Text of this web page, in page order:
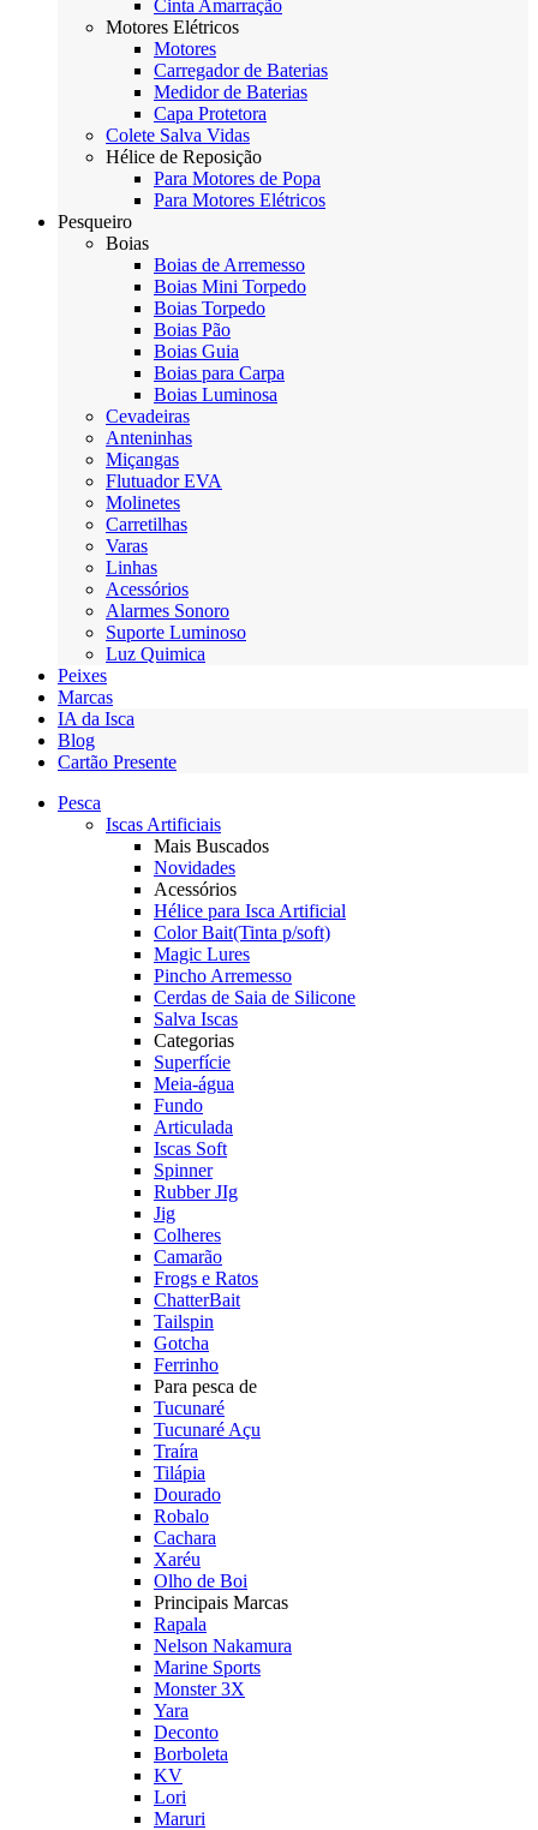
Cinta Amarração
Motores Elétricos
Motores
Carregador de Baterias
Medidor de Baterias
Capa Protetora
Colete Salva Vidas
Hélice de Reposição
Para Motores de Popa
Para Motores Elétricos
Pesqueiro
Boias
Boias de Arremesso
Boias Mini Torpedo
Boias Torpedo
Boias Pão
Boias Guia
Boias para Carpa
Boias Luminosa
Cevadeiras
Anteninhas
Miçangas
Flutuador EVA
Molinetes
Carretilhas
Varas
Linhas
Acessórios
Alarmes Sonoro
Suporte Luminoso
Luz Quimica
Peixes
Marcas
IA da Isca
Blog
Cartão Presente
Pesca
Iscas Artificiais
Mais Buscados
Novidades
Acessórios
Hélice para Isca Artificial
Color Bait(Tinta p/soft)
Magic Lures
Pincho Arremesso
Cerdas de Saia de Silicone
Salva Iscas
Categorias
Superfície
Meia-água
Fundo
Articulada
Iscas Soft
Spinner
Rubber JIg
Jig
Colheres
Camarão
Frogs e Ratos
ChatterBait
Tailspin
Gotcha
Ferrinho
Para pesca de
Tucunaré
Tucunaré Açu
Traíra
Tilápia
Dourado
Robalo
Cachara
Xaréu
Olho de Boi
Principais Marcas
Rapala
Nelson Nakamura
Marine Sports
Monster 3X
Yara
Deconto
Borboleta
KV
Lori
Maruri